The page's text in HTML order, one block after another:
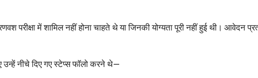
परीक्षा में शामिल नहीं होना चाहते थे या जिनकी योग्यता पूरी नहीं हुई थी।
नीचे दिए गए स्टेप्स फॉलो करने थे—